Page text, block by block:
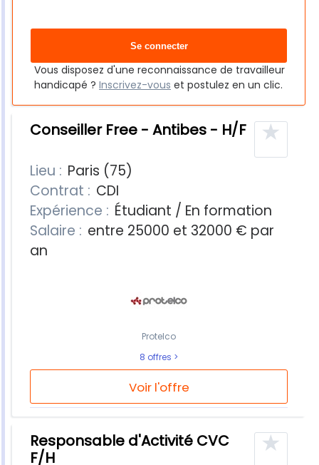
Vous disposez d'une reconnaissance de travailleur
handicapé ? Inscrivez-vous et postulez en un clic.
Conseiller Free - Antibes - H/F ★
Lieu : Paris (75)
Contrat : CDI
Expérience : Étudiant / En formation
Salaire : entre 25000 et 32000 € par
an
Voir l'offre
Protelco
8 offres
Responsable d'Activité CVC
F/H
★